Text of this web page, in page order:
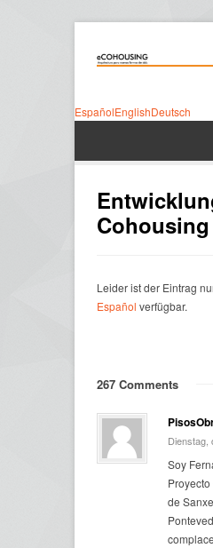
EspañolEnglishDeutsch
Cohousing
Leider ist der Eintrag
Español verfügbar.
267 Comments
Dienstag,
Soy
de